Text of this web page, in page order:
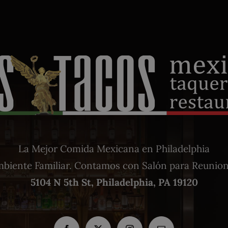
La Mejor Comida Mexicana en Philadelphia
Familiar. Contamos con Salón para
5104 N 5th St, Philadelphia, PA 19120